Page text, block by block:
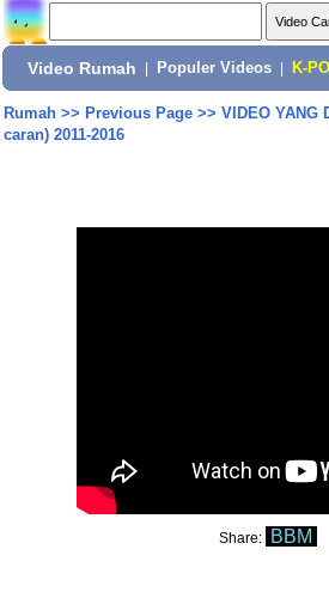
Video Rumah Populer Videos K-
Rumah>> Previous Page>> VIDEO YANG
caran) 2011-2016
Share: BBM